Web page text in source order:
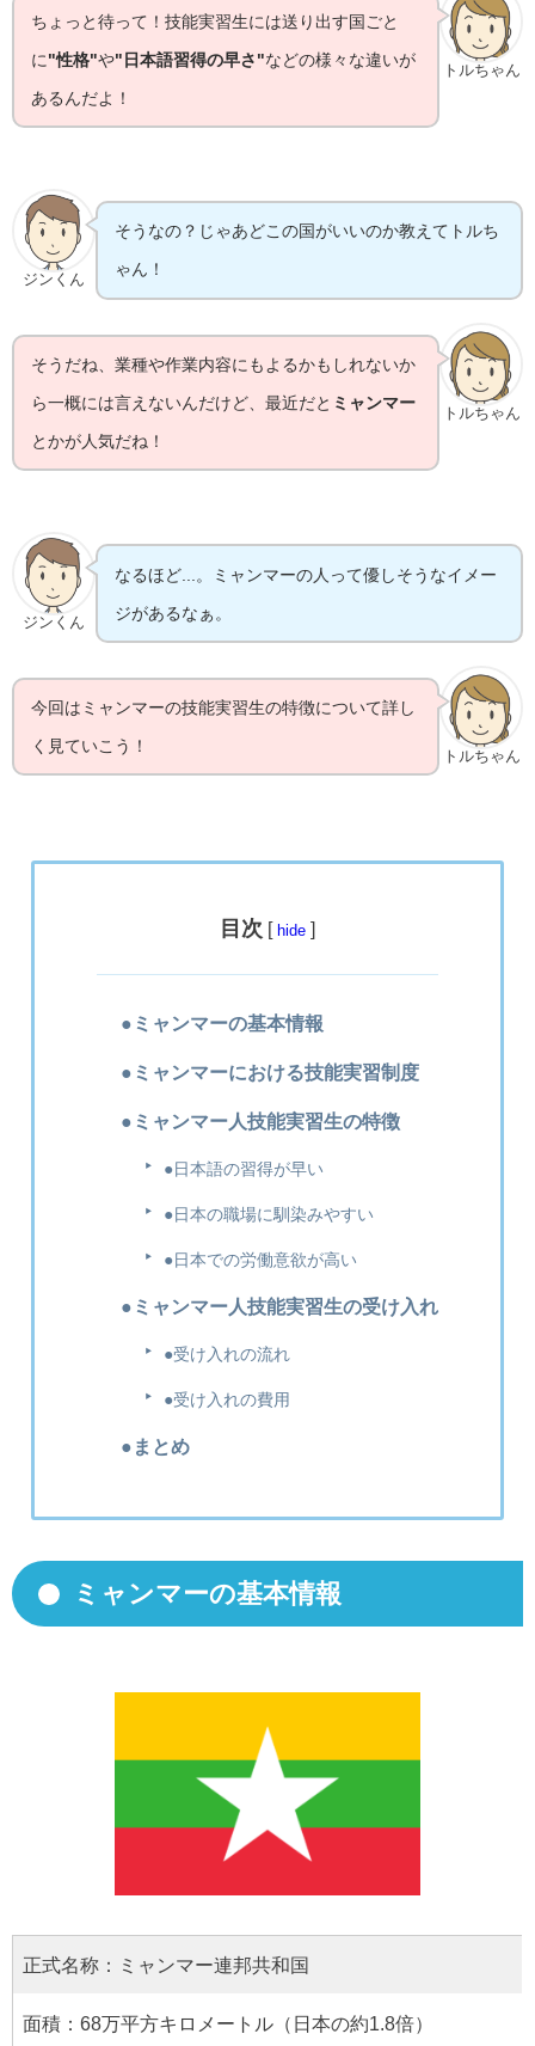
トルちゃん
ちょっと待って！技能実習生には送り出す国ごと
に "性格"や"日本語習得の早さ"などの様々な違いが
あるんだよ！
ジンくん
そうなの？じゃあどこの国がいいのか教えてトルち
ゃん！
トルちゃん
そうだね、業種や作業内容にもよるかもしれないか
ら一概には言えないんだけど、最近だと ミャンマー
とかが人気だね！
ジンくん
なるほど...。ミャンマーの人って優しそうなイメー
ジがあるなぁ。
トルちゃん
今回はミャンマーの技能実習生の特徴について詳し
く見ていこう！
目次 [ hide ]
●ミャンマーの基本情報
●ミャンマーにおける技能実習制度
●ミャンマー人技能実習生の特徴
●日本語の習得が早い
●日本の職場に馴染みやすい
●日本での労働意欲が高い
●ミャンマー人技能実習生の受け入れ
●受け入れの流れ
●受け入れの費用
●まとめ
ミャンマーの基本情報
正式名称：ミャンマー連邦共和国
面積：68万平方キロメートル（日本の約1.8倍）